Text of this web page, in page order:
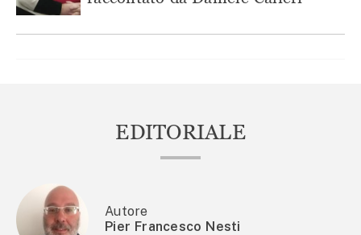
EDITORIALE
Autore
Pier Francesco Nesti